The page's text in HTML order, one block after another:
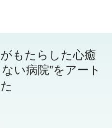
もたらした心癒
い病院”をアート